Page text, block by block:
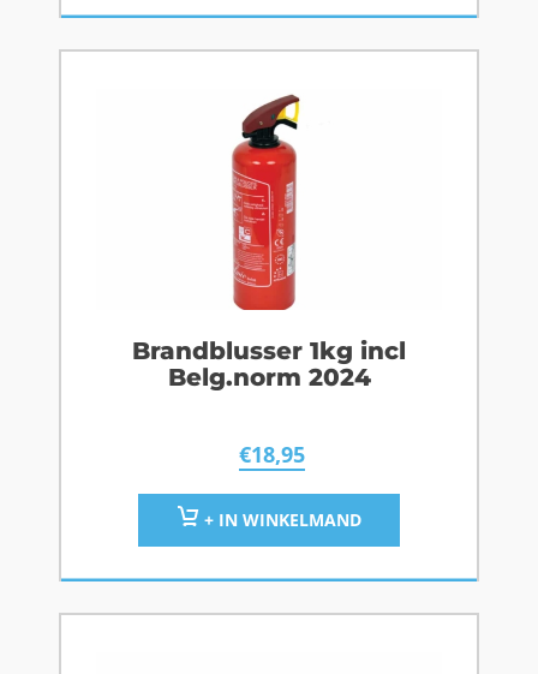
Brandblusser 1kg incl
Belg.norm 2024
€18,95
+ IN WINKELMAND